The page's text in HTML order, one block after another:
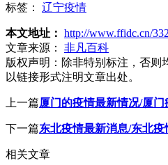
标签： 辽宁疫情
本文地址： http://www.ffidc.cn/
文章来源：
非凡百科
版权声明： 除非特别标注，否则
以链接形式注明文章出处。
上一篇厦门的疫情最新情况/厦
下一篇东北疫情最新消息/东北疫
相关文章